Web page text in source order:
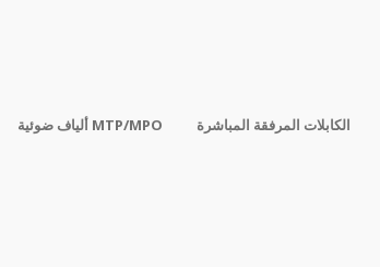
الكابلات المرفقة المباشرة ألياف ضوئية MTP/MPO